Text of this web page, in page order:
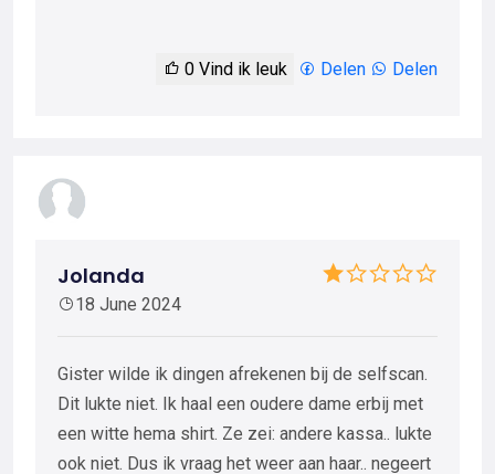
0 Vind ik leuk Delen Delen
Jolanda
18 June 2024
Gister wilde ik dingen afrekenen bij de selfscan.
Dit lukte niet. Ik haal een oudere dame erbij met
een witte hema shirt. Ze zei: andere kassa.. lukte
ook niet. Dus ik vraag het weer aan haar.. negeert